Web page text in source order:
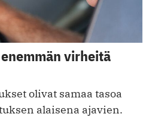
virheitä
olivat samaa tasoa
alaisena ajavien.